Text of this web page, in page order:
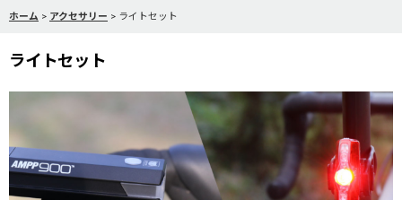
ホーム > アクセサリー > ライトセット
ライトセット